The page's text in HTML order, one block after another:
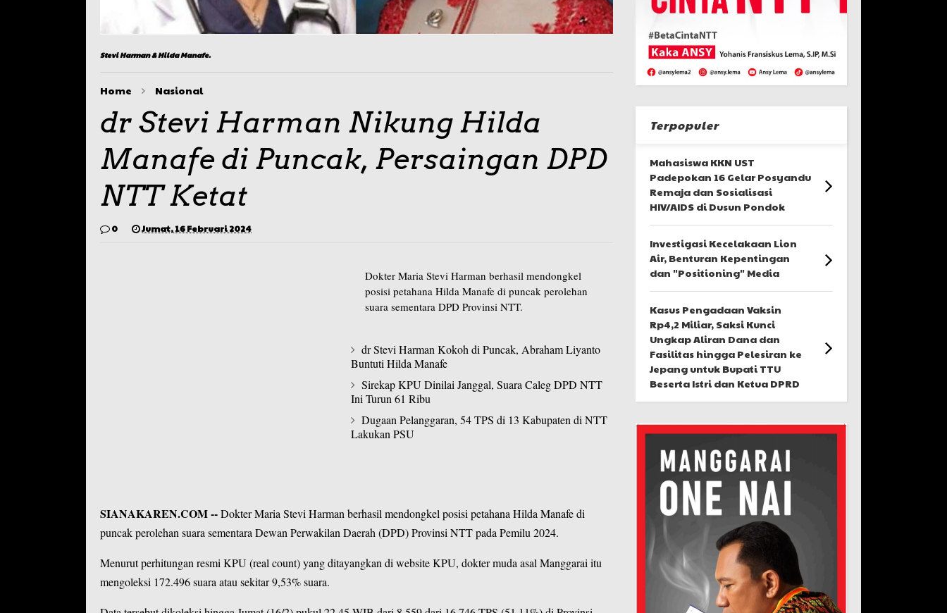
Stevi Harman & Hilda Manafe.
Home Nasional
dr Stevi Harman Nikung Hilda
Manafe di Puncak, Persaingan DPD
NTT Ketat
0 Jumat, 16 Februari 2024
Dokter Maria Stevi Harman berhasil mendongkel
posisi petahana Hilda Manafe di puncak perolehan
suara sementara DPD Provinsi NTT.
dr Stevi Harman Kokoh di Puncak, Abraham Liyanto
Buntuti Hilda Manafe
Sirekap KPU Dinilai Janggal, Suara Caleg DPD NTT
Ini Turun 61 Ribu
Dugaan Pelanggaran, 54 TPS di 13 Kabupaten di NTT
Lakukan PSU
SIANAKAREN.COM--Dokter Maria Stevi Harman berhasil mendongkel posisi petahana Hilda Manafe di
puncak perolehan suara sementara Dewan Perwakilan Daerah (DPD) Provinsi NTT pada Pemilu 2024.
Menurut perhitungan resmi KPU (real count) yang ditayangkan di website KPU, dokter muda asal Manggarai itu
mengoleksi 172.496 suara atau sekitar 9,53% suara.
Terpopuler
Mahasiswa KKN UST
Padepokan 16 Gelar Posyandu
Remaja dan Sosialisasi
HIV/AIDS di Dusun Pondok
Investigasi Kecelakaan Lion
Air, Benturan Kepentingan
dan "Positioning" Media
Kasus Pengadaan Vaksin
Rp4,2 Miliar, Saksi Kunci
Ungkap Aliran Dana dan
Fasilitas hingga Pelesiran ke
Jepang untuk Bupati TTU
Beserta Istri dan Ketua DPRD